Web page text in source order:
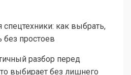
как выбрать,
без простоев
разбор перед
выбирает без лишнего